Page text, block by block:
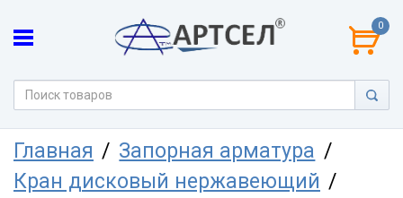
0
Главная
Запорная арматура
Кран дисковый нержавеющий